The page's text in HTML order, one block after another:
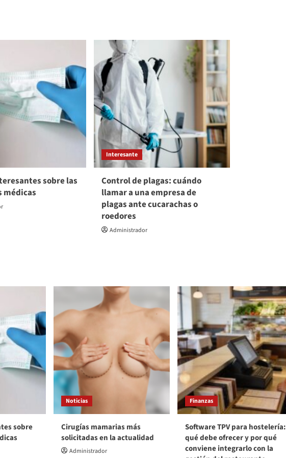
sobre las
médicas
Interesante
Control de plagas: cuándo
llamar a una empresa de
plagas ante cucarachas o
roedores
Administrador
sobre
Noticias
Cirugías mamarias más
solicitadas en la actualidad
Administrador
Finanzas
Software TPV para hostelería:
qué debe ofrecer y por qué
conviene integrarlo con la